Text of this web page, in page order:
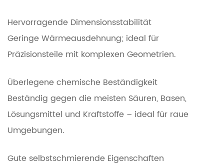
Hervorragende Dimensionsstabilität
Geringe Wärmeausdehnung; ideal für
Präzisionsteile mit komplexen Geometrien.
Überlegene chemische Beständigkeit
Beständig gegen die meisten Säuren, Basen,
Lösungsmittel und Kraftstoffe – ideal für raue
Umgebungen.
Gute selbstschmierende Eigenschaften